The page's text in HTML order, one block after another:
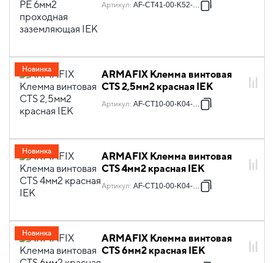
Артикул: AF-CT41-00-K52-006
ARMAFIX Клемма винтовая
CTS 2,5мм2 красная IEK
Артикул: AF-CT10-00-K04-002
Новинка
ARMAFIX Клемма винтовая
CTS 4мм2 красная IEK
Артикул: AF-CT10-00-K04-004
Новинка
ARMAFIX Клемма винтовая
CTS 6мм2 красная IEK
Новинка